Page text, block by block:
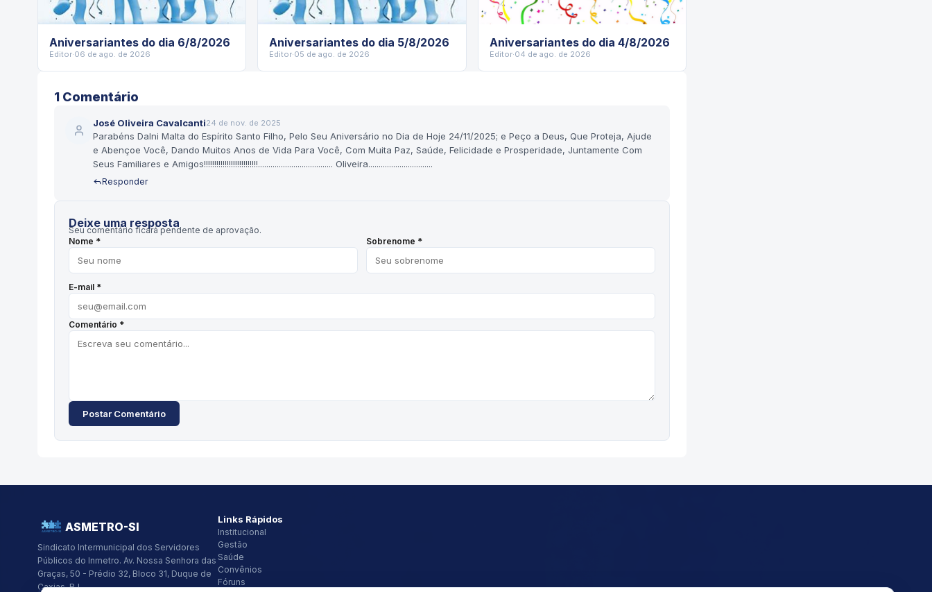
Aniversariantes do dia 6/8/2026
Editor·06 de ago. de 2026
Aniversariantes do dia 5/8/2026
Editor·05 de ago. de 2026
Aniversariantes do dia 4/8/2026
Editor·04 de ago. de 2026
1Comentário
José Oliveira Cavalcanti24 de nov. de 2025
Parabéns Dalni Malta do Espírito Santo Filho, Pelo Seu Aniversário no Dia de Hoje 24/11/2025; e Peço a Deus, Que Proteja, Ajude
e Abençoe Você, Dando Muitos Anos de Vida Para Você, Com Muita Paz, Saúde, Felicidade e Prosperidade, Juntamente Com
Seus Familiares e Amigos!!!!!!!!!!!!!!!!!!!!!!!!!!.................................... Oliveira...............................
Responder
Deixe uma resposta
Seu comentário ficará pendente de aprovação.
Nome *
Sobrenome *
E-mail *
Comentário *
Postar Comentário
ASMETRO-SI
Sindicato Intermunicipal dos Servidores
Públicos do Inmetro. Av. Nossa Senhora das
Graças, 50 - Prédio 32, Bloco 31, Duque de
Caxias, RJ
Links Rápidos
Institucional
Gestão
Saúde
Convênios
Fóruns